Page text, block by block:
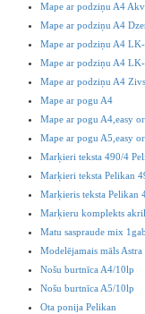
Mape ar podziņu A4
Mape ar podziņu A4
Mape ar podziņu A4
Mape ar podziņu A4
Mape ar podziņu A4 Zivs
Mape ar pogu A4
Mape ar pogu A4,easy
Mape ar pogu A5,easy
Marķieri teksta 490/4
Marķieri teksta Pelikan
Marķieris teksta Pelikan
Marķieru komplekts
Matu saspraude mix 1gab
Modelējamais māls
Nošu burtnīca A4/10lp
Nošu burtnīca A5/10lp
Ota ponija Pelikan